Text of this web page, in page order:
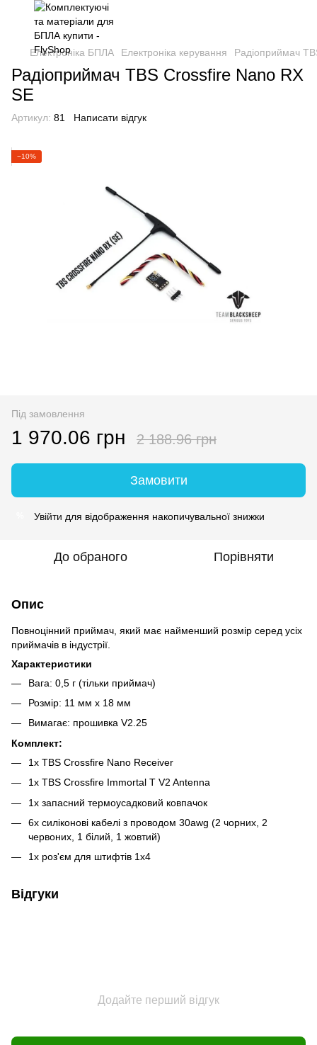
Електроніка БПЛА Електроніка керування Радіоприймач
Радіоприймач TBS Crossfire Nano RX
SE
Артикул: 81 Написати відгук
−10%
Під замовлення
1 970.06 грн 2 188.96 грн
Замовити
Увійти для відображення накопичувальної знижки
До обраного Порівняти
Опис
Повноцінний приймач, який має найменший розмір серед усіх
приймачів в індустрії.
Характеристики
Вага: 0,5 г (тільки приймач)
Розмір: 11 мм х 18 мм
Вимагає: прошивка V2.25
Комплект:
1x TBS Crossfire Nano Receiver
1x TBS Crossfire Immortal T V2 Antenna
1x запасний термоусадковий ковпачок
6x силіконові кабелі з проводом 30awg (2 чорних, 2
червоних, 1 білий, 1 жовтий)
1x роз'єм для штифтів 1x4
Відгуки
Додайте перший відгук